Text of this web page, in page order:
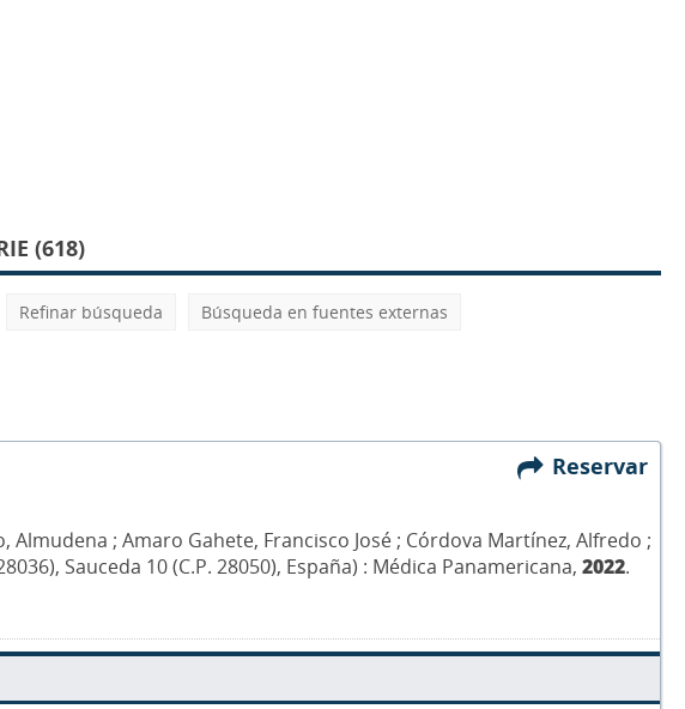
(618)
Refinar búsqueda Búsqueda en fuentes externas
Reservar
Almudena ; Amaro Gahete, Francisco José ; Córdova Martínez, Alfredo ;
Sauceda 10 (C.P. 28050), España) : Médica Panamericana, 2022.